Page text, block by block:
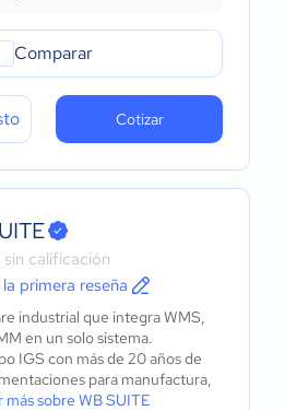
Comparar
Cotizar
sin calificación
primera reseña
industrial que integra WMS,
en un solo sistema.
IGS con más de 20 años de
para manufactura,
más sobre WB SUITE